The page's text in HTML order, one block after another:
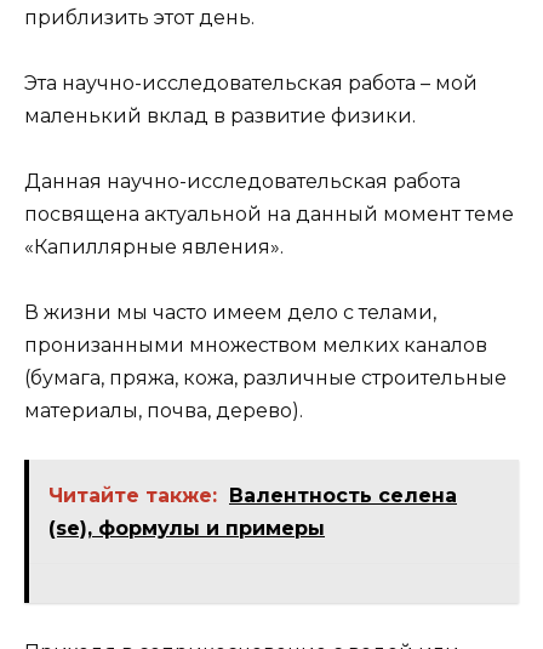
приблизить этот день.
Эта научно-исследовательская работа – мой
маленький вклад в развитие физики.
Данная научно-исследовательская работа
посвящена актуальной на данный момент теме
«Капиллярные явления».
В жизни мы часто имеем дело с телами,
пронизанными множеством мелких каналов
(бумага, пряжа, кожа, различные строительные
материалы, почва, дерево).
Читайте также:
Валентность селена
(se), формулы и примеры